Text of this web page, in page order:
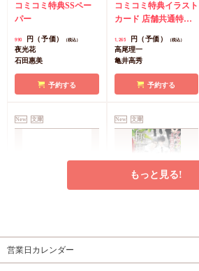
コミコミ特典SSペー
パー
990 円（予価） （税込）
夜光花
石田惠美
予約する
伯にぐいぐい迫られて
います
コミコミ特典イラスト
カード 店舗共通特典
1,265 円（予価） （税込）
高尾理一
亀井高秀
予約する
New 文庫
凪良ゆう
笠井あゆみ
New 文庫
東の華 ～恋煩う月下
子
もっと見る!
営業日カレンダー